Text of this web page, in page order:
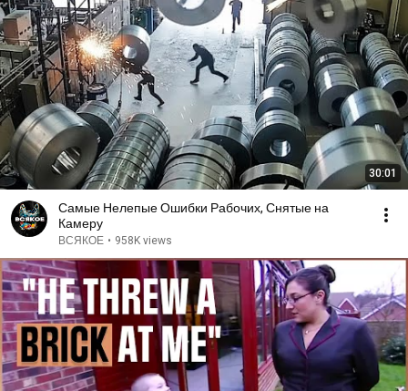
30:01
Самые Нелепые Ошибки Рабочих, Снятые на
Камеру
ВСЯКОЕ • 958K views